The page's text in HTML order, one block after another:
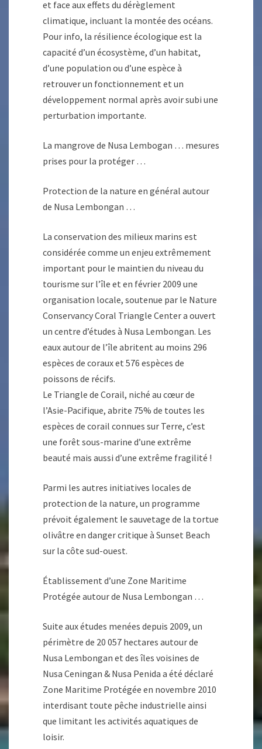
et face aux effets du dérèglement
climatique, incluant la montée des océans.
Pour info, la résilience écologique est la
capacité d’un écosystème, d’un habitat,
d’une population ou d’une espèce à
retrouver un fonctionnement et un
développement normal après avoir subi une
perturbation importante.
La mangrove de Nusa Lembogan … mesures
prises pour la protéger …
Protection de la nature en général autour
de Nusa Lembongan …
La conservation des milieux marins est
considérée comme un enjeu extrêmement
important pour le maintien du niveau du
tourisme sur l’île et en février 2009 une
organisation locale, soutenue par le Nature
Conservancy Coral Triangle Center a ouvert
un centre d’études à Nusa Lembongan. Les
eaux autour de l’île abritent au moins 296
espèces de coraux et 576 espèces de
poissons de récifs.
Le Triangle de Corail, niché au cœur de
l’Asie-Pacifique, abrite 75% de toutes les
espèces de corail connues sur Terre, c’est
une forêt sous-marine d’une extrême
beauté mais aussi d’une extrême fragilité !
Parmi les autres initiatives locales de
protection de la nature, un programme
prévoit également le sauvetage de la tortue
olivâtre en danger critique à Sunset Beach
sur la côte sud-ouest.
Établissement d’une Zone Maritime
Protégée autour de Nusa Lembongan …
Suite aux études menées depuis 2009, un
périmètre de 20 057 hectares autour de
Nusa Lembongan et des îles voisines de
Nusa Ceningan & Nusa Penida a été déclaré
Zone Maritime Protégée en novembre 2010
interdisant toute pêche industrielle ainsi
que limitant les activités aquatiques de
loisir.